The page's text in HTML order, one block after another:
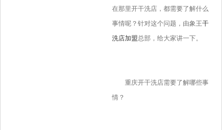
在那里开干洗店，都需要了解什么
事情呢？针对这个问题，由象王干
洗店加盟总部，给大家讲一下。
重庆开干洗店需要了解哪些事
情？